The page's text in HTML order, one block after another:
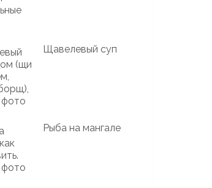
Щавелевый суп
Рыба на мангале